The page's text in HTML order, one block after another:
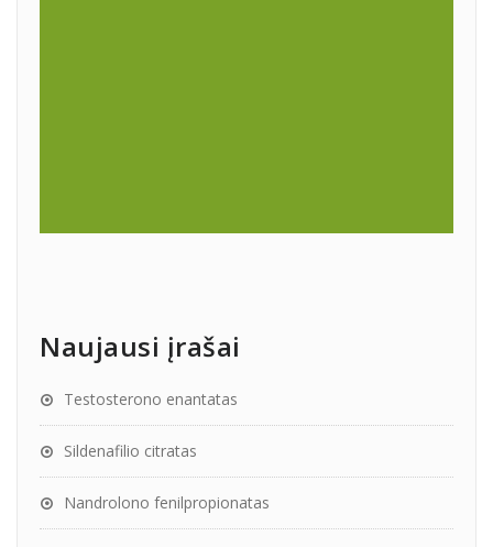
Naujausi įrašai
Testosterono enantatas
Sildenafilio citratas
Nandrolono fenilpropionatas